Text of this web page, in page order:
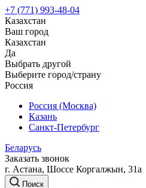
+7 (771) 993-48-04
Казахстан
Ваш город
Казахстан
Да
Выбрать другой
Выберите город/страну
Россия
Россия (Москва)
Казань
Санкт-Петербург
Беларусь
Заказать звонок
г. Астана, Шоссе Коргалжын, 31а
Поиск